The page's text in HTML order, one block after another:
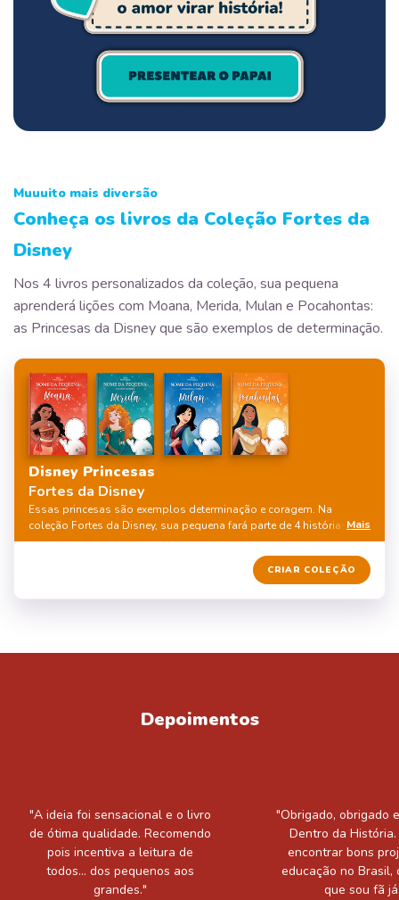
Muuuito mais diversão
Conheça os livros da Coleção Fortes da
Disney
Nos 4 livros personalizados da coleção, sua pequena
aprenderá lições com Moana, Merida, Mulan e Pocahontas:
as Princesas da Disney que são exemplos de determinação.
Disney Princesas
Fortes da Disney
Essas princesas são exemplos determinação e coragem. Na
coleção Fortes da Disney, sua pequena fará parte de 4 histórias
personalizadas inéditas com Moana, Merida, Mulan e Pocahontas,
aprendendo valores importantes para enfrentar desafios e realizar
Mais
CRIAR COLEÇÃO
Depoimentos
"A ideia foi sensacional e o livro
de ótima qualidade. Recomendo
pois incentiva a leitura de
todos... dos pequenos aos
grandes."
"Obrigado, obrigado
Dentro da
encontrar bons
educação no Brasil,
que sou fã